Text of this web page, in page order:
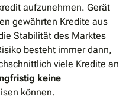
aufzunehmen. Gerät
gewährten Kredite aus
Stabilität des Marktes
besteht immer dann,
viele Kredite an
keine
können.